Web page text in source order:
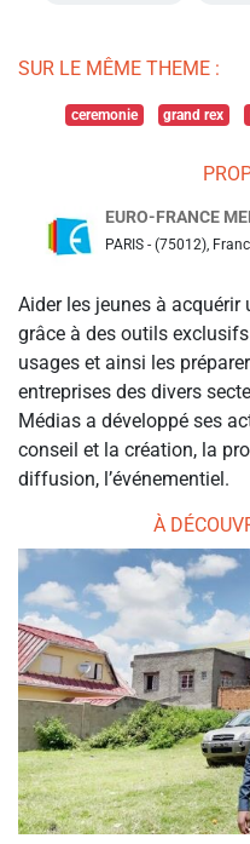
SUR LE MÊME THEME :
ceremonie grand rex
EURO-FRANCE
PARIS - (75012),
Aider les jeunes à
grâce à des outils
usages et ainsi les
entreprises des divers
Médias a développé ses
conseil et la création, la
diffusion, l’événementiel.
À